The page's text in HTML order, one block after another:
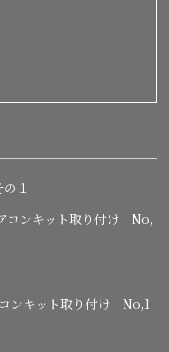
１
コンキット取り付け No,
ンキット取り付け No,1